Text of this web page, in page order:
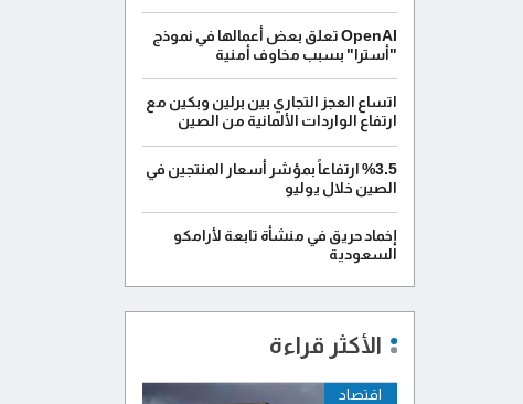
OpenAI تعلق بعض أعمالها في نموذج
"أسترا" بسبب مخاوف أمنية
اتساع العجز التجاري بين برلين وبكين مع
ارتفاع الواردات الألمانية من الصين
%3.5 ارتفاعاً بمؤشر أسعار المنتجين في
الصين خلال يوليو
إخماد حريق في منشأة تابعة لأرامكو
السعودية
الأكثر قراءة
اقتصاد